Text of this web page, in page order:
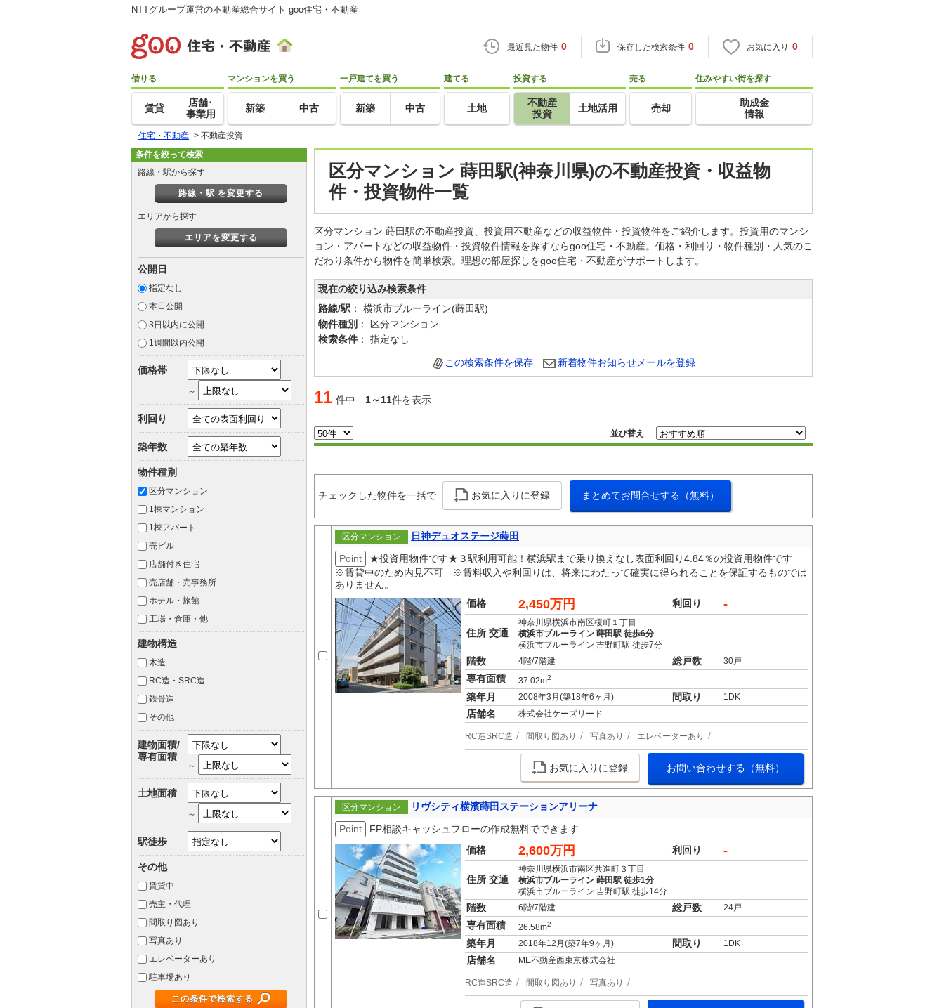
NTTグループ運営の不動産総合サイト goo住宅・不動産
最近見た物件 0 保存した検索条件 0 お気に入り 0
借りる
賃貸
店舗･
事業用
マンションを買う
新築 中古
一戸建てを買う
新築 中古
建てる
土地
投資する
不動産
投資
土地活用
売る
売却
住みやすい街を探す
助成金
情報
住宅・不動産 > 不動産投資
区分マンション 蒔田駅(神奈川県)の不動産投資・収益物
件・投資物件一覧
区分マンション 蒔田駅の不動産投資、投資用不動産などの収益物件・投資物件をご紹介します。投資用のマンシ
ョン・アパートなどの収益物件・投資物件情報を探すならgoo住宅・不動産。価格・利回り・物件種別・人気のこ
だわり条件から物件を簡単検索。理想の部屋探しをgoo住宅・不動産がサポートします。
現在の絞り込み検索条件
路線/駅 ： 横浜市ブルーライン(蒔田駅)
物件種別 ： 区分マンション
検索条件 ： 指定なし
この検索条件を保存 新着物件お知らせメールを登録
11 件中 1～11件を表示
並び替え
チェックした物件を一括で お気に入りに登録 まとめてお問合せする（無料）
区分マンション
日神デュオステージ蒔田
Point
★投資用物件です★３駅利用可能！横浜駅まで乗り換えなし表面利回り4.84％の投資用物件です
※賃貸中のため内見不可 ※賃料収入や利回りは、将来にわたって確実に得られることを保証するものでは
ありません。
価格
2,450万円 利回り -
住所 交通
神奈川県横浜市南区榎町１丁目
横浜市ブルーライン 蒔田駅 徒歩6分
横浜市ブルーライン 吉野町駅 徒歩7分
階数 4階/7階建 総戸数 30戸
専有面積 37.02m2
築年月 2008年3月(築18年6ヶ月) 間取り 1DK
店舗名 株式会社ケーズリード
RC造SRC造 間取り図あり 写真あり エレベーターあり
お気に入りに登録 お問い合わせする（無料）
区分マンション
リヴシティ横濱蒔田ステーションアリーナ
Point
FP相談キャッシュフローの作成無料でできます
価格
2,600万円 利回り -
住所 交通
神奈川県横浜市南区共進町３丁目
横浜市ブルーライン 蒔田駅 徒歩1分
横浜市ブルーライン 吉野町駅 徒歩14分
階数 6階/7階建 総戸数 24戸
専有面積 26.58m2
築年月 2018年12月(築7年9ヶ月) 間取り 1DK
店舗名 ME不動産西東京株式会社
RC造SRC造 間取り図あり 写真あり
条件を絞って検索
路線・駅から探す
路線・駅 を変更する
エリアから探す
エリアを変更する
公開日
指定なし
本日公開
3日以内に公開
1週間以内公開
価格帯
～
利回り
築年数
物件種別
区分マンション
1棟マンション
1棟アパート
売ビル
店舗付き住宅
売店舗・売事務所
ホテル・旅館
工場・倉庫・他
建物構造
木造
RC造・SRC造
鉄骨造
その他
建物面積/
専有面積
～
土地面積
～
駅徒歩
その他
賃貸中
売主・代理
間取り図あり
写真あり
エレベーターあり
駐車場あり
この条件で検索する